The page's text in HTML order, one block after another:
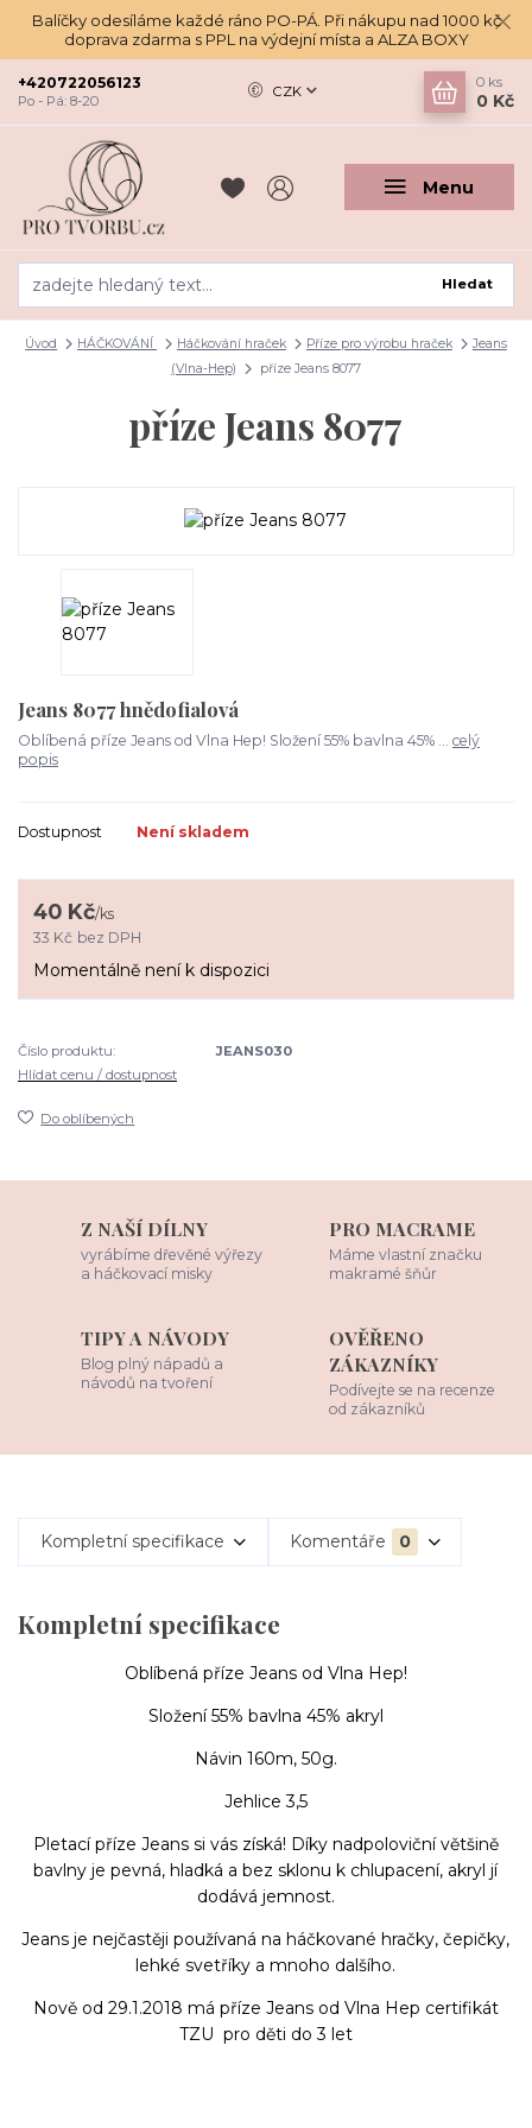
Balíčky odesíláme každé ráno PO-PÁ. Při nákupu nad 1000 kč
doprava zdarma s PPL na výdejní místa a ALZA BOXY
Menu
CZK
Hledat
+420722056123
Po - Pá: 8-20
0 ks
0 Kč
Úvod HÁČKOVÁNÍ Háčkování hraček Příze pro výrobu hraček
Jeans
(Vlna-Hep)
příze Jeans 8077
příze Jeans 8077
Jeans 8077 hnědofialová
Oblíbená příze Jeans od Vlna Hep! Složení 55% bavlna 45% ... celý
popis
Dostupnost Není skladem
40 Kč/ks
33 Kč bez DPH
Momentálně není k dispozici
Číslo produktu:
JEANS030
Hlídat cenu / dostupnost
Do oblíbených
Z NAŠÍ DÍLNY
vyrábíme dřevěné výřezy
a háčkovací misky
PRO MACRAME
Máme vlastní značku
makramé šňůr
TIPY A NÁVODY
Blog plný nápadů a
návodů na tvoření
OVĚŘENO
ZÁKAZNÍKY
Podívejte se na recenze
od zákazníků
Kompletní specifikace Komentáře 0
Kompletní specifikace
Oblíbená příze Jeans od Vlna Hep!
Složení 55% bavlna 45% akryl
Návin 160m, 50g.
Jehlice 3,5
Pletací příze Jeans si vás získá! Díky nadpoloviční většině
bavlny je pevná, hladká a bez sklonu k chlupacení, akryl jí
dodává jemnost.
Jeans je nejčastěji používaná na háčkované hračky, čepičky,
lehké svetříky a mnoho dalšího.
Nově od 29.1.2018 má příze Jeans od Vlna Hep certifikát
TZU pro děti do 3 let